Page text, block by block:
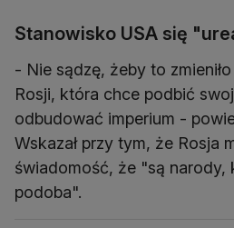
Stanowisko USA się
- Nie sądzę, żeby to
Rosji, która chce podbić
odbudować imperium -
Wskazał przy tym, że Rosja
świadomość, że "są narody,
podoba".